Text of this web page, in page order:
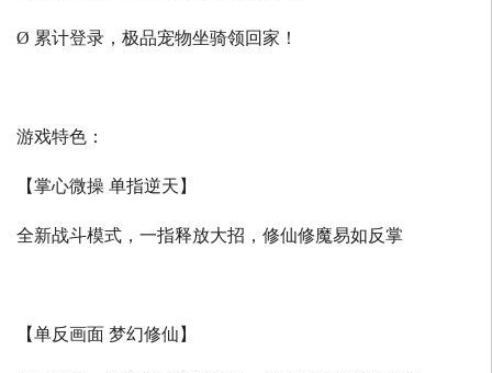
Ø 累计登录，极品宠物坐骑领回家！
游戏特色：
【掌心微操 单指逆天】
全新战斗模式，一指释放大招，修仙修魔易如反掌
【单反画面 梦幻修仙】